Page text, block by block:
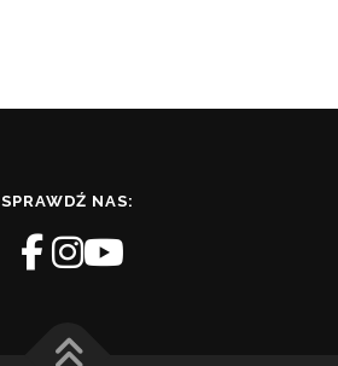
SPRAWDŹ NAS: